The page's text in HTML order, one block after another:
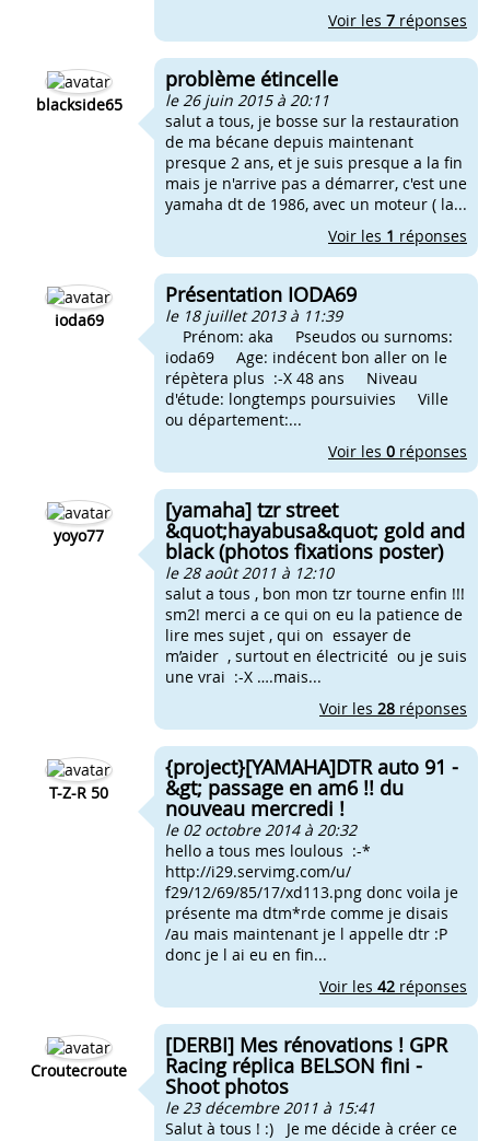
Voir les 7 réponses
blackside65
problème étincelle
le 26 juin 2015 à 20:11
salut a tous, je bosse sur la restauration
de ma bécane depuis maintenant
presque 2 ans, et je suis presque a la fin
mais je n'arrive pas a démarrer, c'est une
yamaha dt de 1986, avec un moteur ( la...
Voir les 1 réponses
ioda69
Présentation IODA69
le 18 juillet 2013 à 11:39
Prénom: aka Pseudos ou surnoms:
ioda69 Age: indécent bon aller on le
répètera plus :-X 48 ans Niveau
d'étude: longtemps poursuivies Ville
ou département:...
Voir les 0 réponses
yoyo77
[yamaha] tzr street
&quot;hayabusa&quot; gold and
black (photos fixations poster)
le 28 août 2011 à 12:10
salut a tous , bon mon tzr tourne enfin !!!
sm2! merci a ce qui on eu la patience de
lire mes sujet , qui on essayer de
m’aider , surtout en électricité ou je suis
une vrai :-X ….mais...
Voir les 28 réponses
T-Z-R 50
{project}[YAMAHA]DTR auto 91 -
&gt; passage en am6 !! du
nouveau mercredi !
le 02 octobre 2014 à 20:32
hello a tous mes loulous :-*
http://i29.servimg.com/u/
f29/12/69/85/17/xd113.png donc voila je
présente ma dtm*rde comme je disais
/au mais maintenant je l appelle dtr :P
donc je l ai eu en fin...
Voir les 42 réponses
Croutecroute
[DERBI] Mes rénovations ! GPR
Racing réplica BELSON fini -
Shoot photos
le 23 décembre 2011 à 15:41
Salut à tous ! :) Je me décide à créer ce